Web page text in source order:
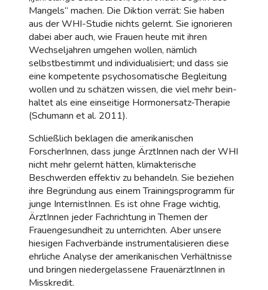
Mangels“ machen. Die Diktion verrät: Sie haben
aus der WHI-Studie nichts gelernt. Sie ignorieren
dabei aber auch, wie Frauen heute mit ihren
Wechseljahren umgehen wollen, nämlich
selbstbestimmt und individualisiert; und dass sie
eine kompetente psychosomatische Begleitung
wollen und zu schätzen wissen, die viel mehr bein-
haltet als eine einseitige Hormonersatz-Therapie
(Schumann et al. 2011).
Schließlich beklagen die amerikanischen
ForscherInnen, dass junge ÄrztInnen nach der WHI
nicht mehr gelernt hätten, klimakterische
Beschwerden effektiv zu behandeln. Sie beziehen
ihre Begründung aus einem Trainingsprogramm für
junge InternistInnen. Es ist ohne Frage wichtig,
ÄrztInnen jeder Fachrichtung in Themen der
Frauengesundheit zu unterrichten. Aber unsere
hiesigen Fachverbände instrumentalisieren diese
ehrliche Analyse der amerikanischen Verhältnisse
und bringen niedergelassene FrauenärztInnen in
Misskredit.